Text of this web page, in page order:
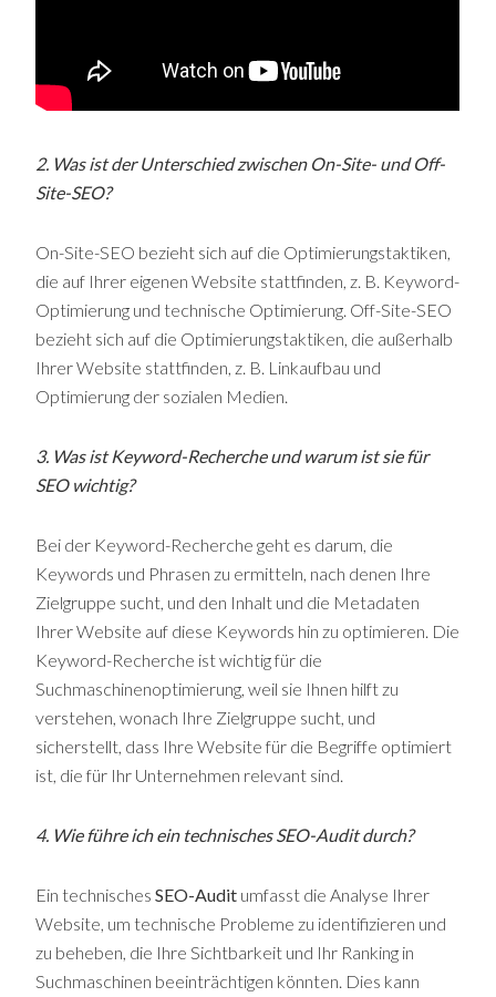
2. Was ist der Unterschied zwischen On-Site- und Off-
Site-SEO?
On-Site-SEO bezieht sich auf die Optimierungstaktiken,
die auf Ihrer eigenen Website stattfinden, z. B. Keyword-
Optimierung und technische Optimierung. Off-Site-SEO
bezieht sich auf die Optimierungstaktiken, die außerhalb
Ihrer Website stattfinden, z. B. Linkaufbau und
Optimierung der sozialen Medien.
3. Was ist Keyword-Recherche und warum ist sie für
SEO wichtig?
Bei der Keyword-Recherche geht es darum, die
Keywords und Phrasen zu ermitteln, nach denen Ihre
Zielgruppe sucht, und den Inhalt und die Metadaten
Ihrer Website auf diese Keywords hin zu optimieren. Die
Keyword-Recherche ist wichtig für die
Suchmaschinenoptimierung, weil sie Ihnen hilft zu
verstehen, wonach Ihre Zielgruppe sucht, und
sicherstellt, dass Ihre Website für die Begriffe optimiert
ist, die für Ihr Unternehmen relevant sind.
4. Wie führe ich ein technisches SEO-Audit durch?
Ein technischesSEO-Audit umfasst die Analyse Ihrer
Website, um technische Probleme zu identifizieren und
zu beheben, die Ihre Sichtbarkeit und Ihr Ranking in
Suchmaschinen beeinträchtigen könnten. Dies kann